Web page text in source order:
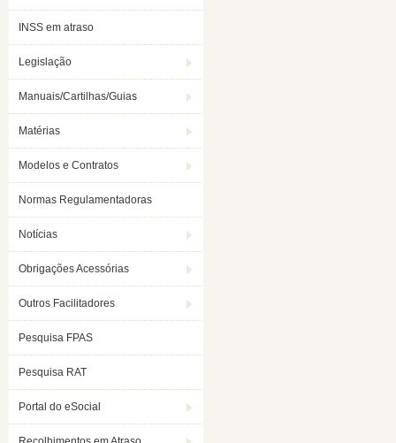
INSS em atraso
Legislação
Manuais/Cartilhas/Guias
Matérias
Modelos e Contratos
Normas Regulamentadoras
Notícias
Obrigações Acessórias
Outros Facilitadores
Pesquisa FPAS
Pesquisa RAT
Portal do eSocial